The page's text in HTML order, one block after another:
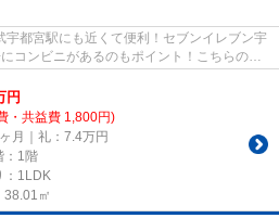
都宮駅にも近くて便利！セブンイレブン宇
コンビニがあるのもポイント！こちらの物
円
・共益費 1,800円)
月｜礼：7.4万円
：1階
：1LDK
38.01㎡